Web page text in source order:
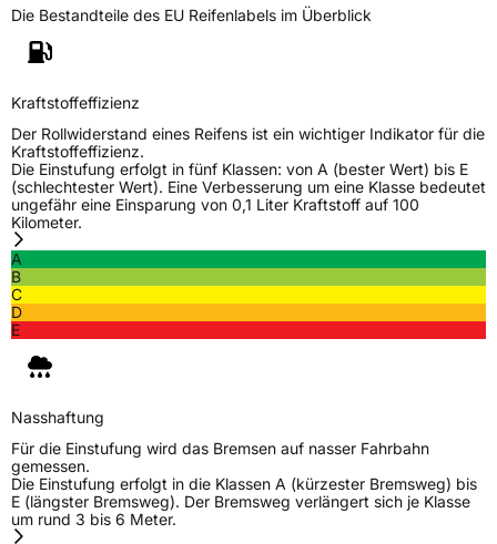
Die Bestandteile des EU Reifenlabels im Überblick
Kraftstoffeffizienz
Der Rollwiderstand eines Reifens ist ein wichtiger Indikator für die
Kraftstoffeffizienz.
Die Einstufung erfolgt in fünf Klassen: von A (bester Wert) bis E
(schlechtester Wert). Eine Verbesserung um eine Klasse bedeutet
ungefähr eine Einsparung von 0,1 Liter Kraftstoff auf 100
Kilometer.
A
B
C
D
E
Nasshaftung
Für die Einstufung wird das Bremsen auf nasser Fahrbahn
gemessen.
Die Einstufung erfolgt in die Klassen A (kürzester Bremsweg) bis
E (längster Bremsweg). Der Bremsweg verlängert sich je Klasse
um rund 3 bis 6 Meter.